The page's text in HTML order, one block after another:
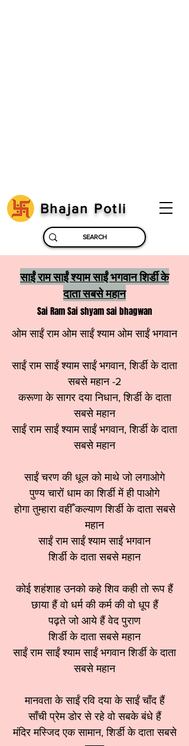
Bhajan Potli
साईं राम साईं श्याम साईं भगवान शिर्डी के
दाता सबसे महान
Sai Ram Sai shyam sai bhagwan
ओम साईं राम ओम साईं श्याम ओम साईं भगवान
साईं राम साईं श्याम साईं भगवान, शिर्डी के दाता
सबसे महान -2
करूणा के सागर दया निधान, शिर्डी के दाता
सबसे महान
साईं राम साईं श्याम साईं भगवान, शिर्डी के दाता
सबसे महान
साईं चरण की धूल को माथे जो लगाओगे
पुण्य चारों धाम का शिर्डी में ही पाओगे
होगा तुम्हारा वहीँ कल्याण शिर्डी के दाता सबसे
महान
साईं राम साईं श्याम साईं भगवान
शिर्डी के दाता सबसे महान
कोई शहंशाह उनको कहे शिव कही तो रूप हैं
छाया हैं वो धर्म की कर्म की वो धूप हैं
पढ़ते जो आये हैं वेद पुराण
शिर्डी के दाता सबसे महान
साईं राम साईं श्याम साईं भगवान शिर्डी के दाता
सबसे महान
मानवता के साईं रवि दया के साईं चाँद हैं
साँची प्रेम डोर से रहे वो सबके बंधे हैं
मंदिर मस्जिद एक सामान, शिर्डी के दाता सबसे